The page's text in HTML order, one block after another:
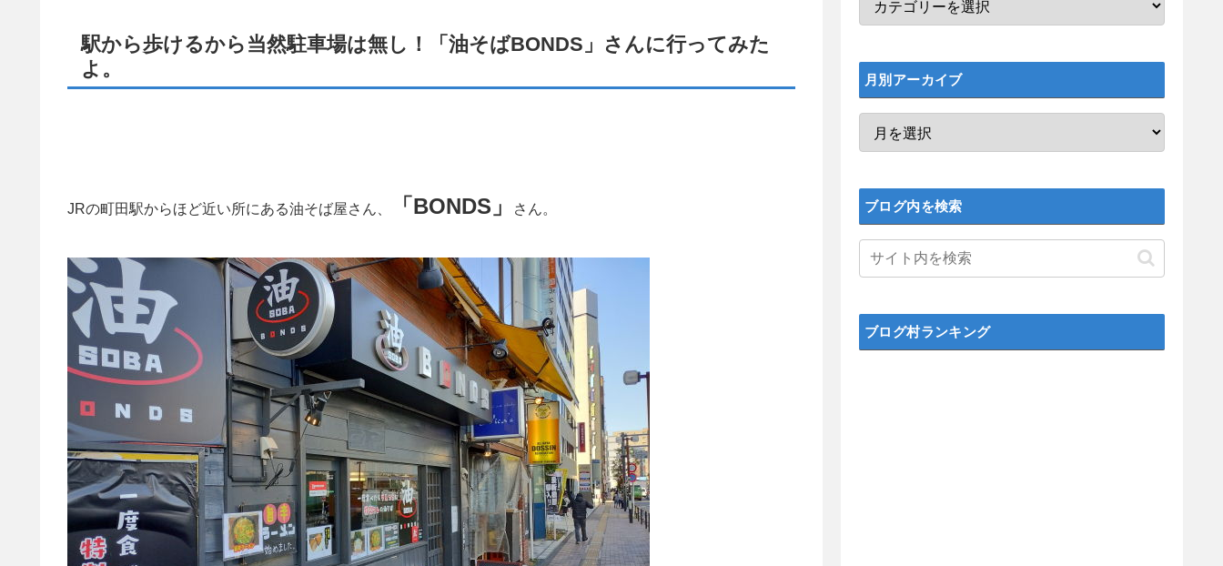
駅から歩けるから当然駐車場は無し！「油そばBONDS」さんに行ってみた
よ。
JRの町田駅からほど近い所にある油そば屋さん、 「BONDS」 さん。
月別アーカイブ
ブログ内を検索
ブログ村ランキング